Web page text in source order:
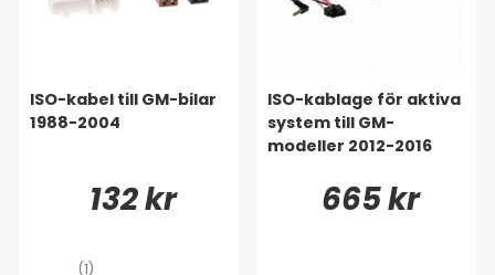
ISO-kabel till GM-bilar
1988-2004
132 kr
(1)
ISO-kablage för aktiva
system till GM-
modeller 2012-2016
665 kr